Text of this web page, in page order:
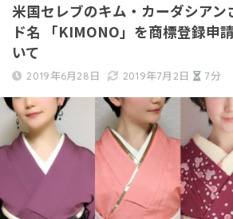
米国セレブのキム・カーダシアン
ド名 「KIMONO」を商標登録申
いて
2019年6月28日 2019年7月2日 7分